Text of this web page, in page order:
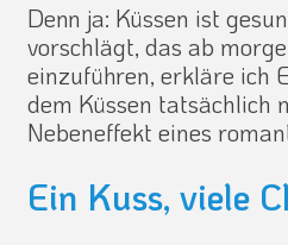
Denn ja: Küssen ist
vorschlägt, das ab
einzuführen, erkläre ich
dem Küssen tatsächlich
Nebeneffekt eines
Ein Kuss, viele